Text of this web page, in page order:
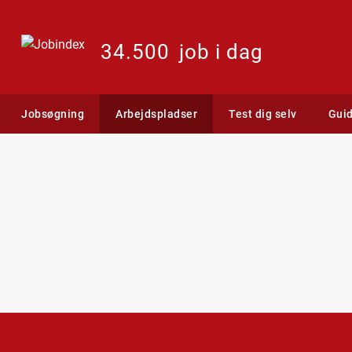
34.500 job i dag
Jobsøgning Arbejdspladser Test dig selv